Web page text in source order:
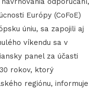
Európy (CoFoE)
úniu, sa zapojili aj
víkendu sa v
panel za účasti
rokov, ktorý
regiónu, informuje